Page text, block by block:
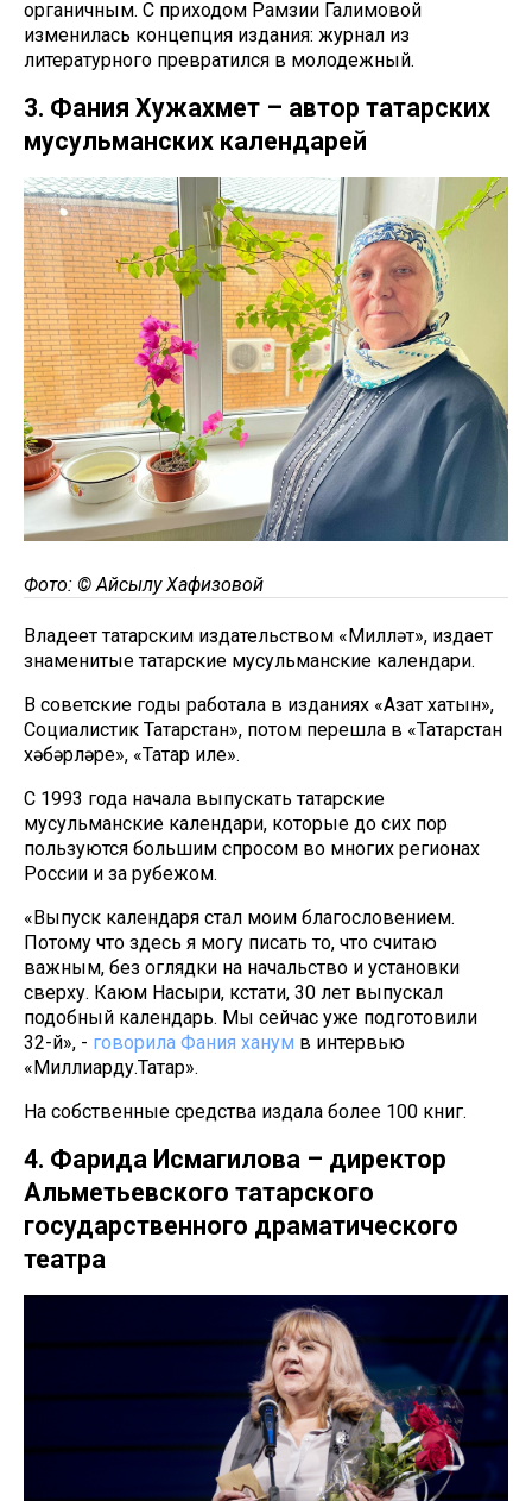
органичным. С приходом Рамзии Галимовой
изменилась концепция издания: журнал из
литературного превратился в молодежный.
3. Фания Хужахмет – автор татарских
мусульманских календарей
Фото: © Айсылу Хафизовой
Владеет татарским издательством «Милләт», издает
знаменитые татарские мусульманские календари.
В советские годы работала в изданиях «Азат хатын»,
Социалистик Татарстан», потом перешла в «Татарстан
хәбәрләре», «Татар иле».
С 1993 года начала выпускать татарские
мусульманские календари, которые до сих пор
пользуются большим спросом во многих регионах
России и за рубежом.
«Выпуск календаря стал моим благословением.
Потому что здесь я могу писать то, что считаю
важным, без оглядки на начальство и установки
сверху. Каюм Насыри, кстати, 30 лет выпускал
подобный календарь. Мы сейчас уже подготовили
32-й», - говорила Фания ханум в интервью
«Миллиарду.Татар».
На собственные средства издала более 100 книг.
4. Фарида Исмагилова – директор
Альметьевского татарского
государственного драматического
театра